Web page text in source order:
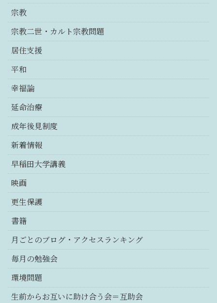
宗教
宗教二世・カルト宗教問題
居住支援
平和
幸福論
延命治療
成年後見制度
新着情報
早稲田大学講義
映画
更生保護
書籍
月ごとのブログ・アクセスランキング
毎月の勉強会
環境問題
生前からお互いに助け合う会＝互助会